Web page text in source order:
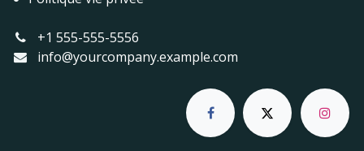
+1 555-555-5556
info@yourcompany.example.com